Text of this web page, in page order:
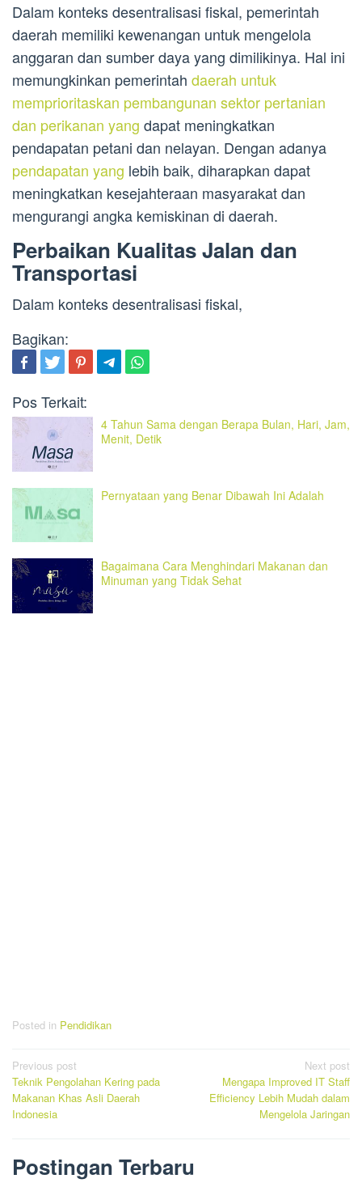
Dalam konteks desentralisasi fiskal, pemerintah
daerah memiliki kewenangan untuk mengelola
anggaran dan sumber daya yang dimilikinya. Hal ini
memungkinkan pemerintah daerah untuk
memprioritaskan pembangunan sektor pertanian
dan perikanan yang dapat meningkatkan
pendapatan petani dan nelayan. Dengan adanya
pendapatan yang lebih baik, diharapkan dapat
meningkatkan kesejahteraan masyarakat dan
mengurangi angka kemiskinan di daerah.
Perbaikan Kualitas Jalan dan
Transportasi
Dalam konteks desentralisasi fiskal,
Bagikan:
Pos Terkait:
4 Tahun Sama dengan Berapa Bulan, Hari, Jam,
Menit, Detik
Pernyataan yang Benar Dibawah Ini Adalah
Bagaimana Cara Menghindari Makanan dan
Minuman yang Tidak Sehat
Posted in Pendidikan
Post
navigation
Previous post
Teknik Pengolahan Kering pada
Makanan Khas Asli Daerah
Indonesia
Next post
Mengapa Improved IT Staff
Efficiency Lebih Mudah dalam
Mengelola Jaringan
Postingan Terbaru